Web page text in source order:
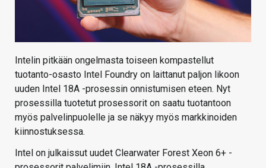
Intelin pitkään ongelmasta toiseen kompastellut
tuotanto-osasto Intel Foundry on laittanut paljon likoon
uuden Intel 18A -prosessin onnistumisen eteen. Nyt
prosessilla tuotetut prosessorit on saatu tuotantoon
myös palvelinpuolelle ja se näkyy myös markkinoiden
kiinnostuksessa.
Intel on julkaissut uudet Clearwater Forest Xeon 6+ -